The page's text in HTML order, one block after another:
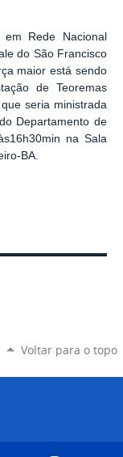
em Rede Nacional
do São Francisco
maior está sendo
de Teoremas
que seria ministrada
Departamento de
na Sala
BA.
Voltar para o topo